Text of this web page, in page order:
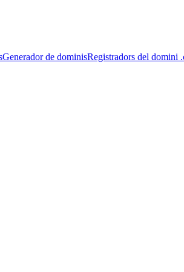
Generador de dominisRegistradors del domini